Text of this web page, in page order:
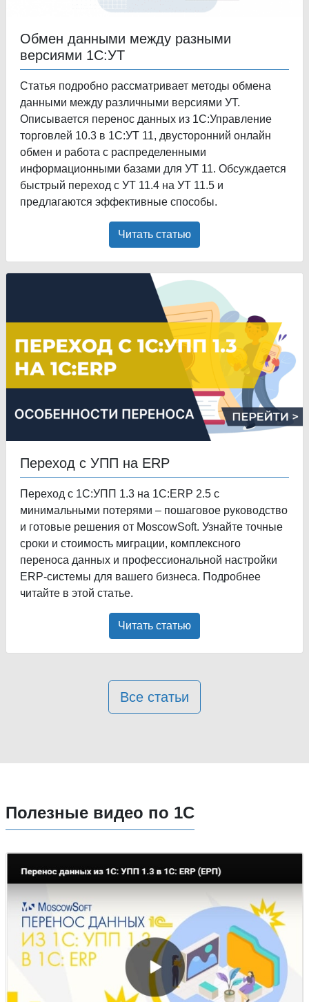
Обмен данными между разными
версиями 1С:УТ
Статья подробно рассматривает методы обмена
данными между различными версиями УТ.
Описывается перенос данных из 1С:Управление
торговлей 10.3 в 1С:УТ 11, двусторонний онлайн
обмен и работа с распределенными
информационными базами для УТ 11. Обсуждается
быстрый переход с УТ 11.4 на УТ 11.5 и
предлагаются эффективные способы.
Читать статью
Переход с УПП на ERP
Переход с 1С:УПП 1.3 на 1С:ERP 2.5 с
минимальными потерями – пошаговое руководство
и готовые решения от MoscowSoft. Узнайте точные
сроки и стоимость миграции, комплексного
переноса данных и профессиональной настройки
ERP-системы для вашего бизнеса. Подробнее
читайте в этой статье.
Читать статью
Все статьи
Полезные видео по 1С